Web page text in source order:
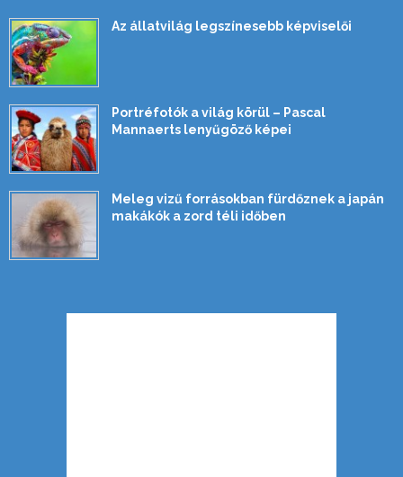
Az állatvilág legszínesebb képviselői
Portréfotók a világ körül – Pascal
Mannaerts lenyűgöző képei
Meleg vizű forrásokban fürdőznek a japán
makákók a zord téli időben